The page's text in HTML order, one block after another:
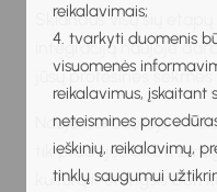
reikalavimais;
4. tvarkyti duomenis
visuomenės
reikalavimus, įskaitant
neteismines
ieškinių, reikalavimų,
tinklų saugumui
Sklandus visų šių
integraciją naujoje
jūsų profesinės
Naujo darbuotojo ir
tik pradėjęs dirbti
kultūrą ir stengsis būti